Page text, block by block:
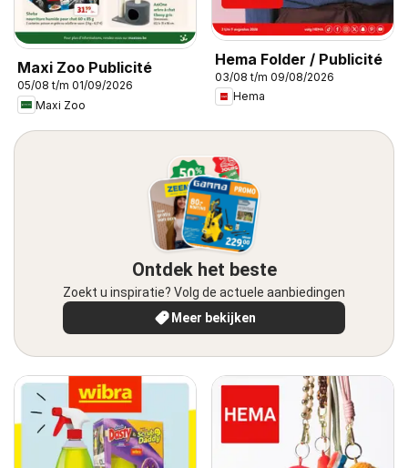
Maxi Zoo Publicité
05/08 t/m 01/09/2026
Maxi Zoo
Hema Folder / Publicité
03/08 t/m 09/08/2026
Hema
Ontdek het beste
Zoekt u inspiratie? Volg de actuele aanbiedingen
Meer bekijken